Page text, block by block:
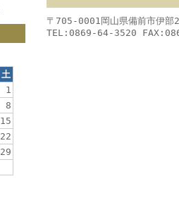
土
1
8
15
22
29
〒705-0001岡山県備前市伊
TEL:0869-64-3520